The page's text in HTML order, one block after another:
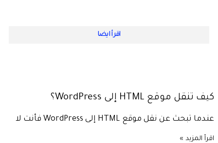
اقرأ ايضا
كيف تنقل موقع HTML إلى WordPress؟
عندما تبحث عن نقل موقع HTML إلى WordPress فأنت لا
اقرأ المزيد »